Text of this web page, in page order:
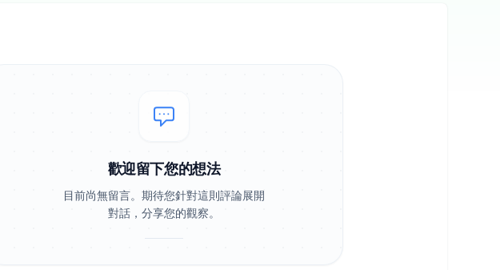
歡迎留下您的想法
目前尚無留言。期待您針對這則評論展開
對話，分享您的觀察。